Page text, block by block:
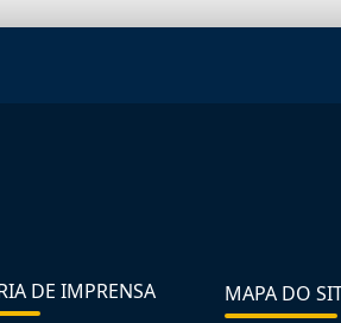
DE IMPRENSA MAPA DO